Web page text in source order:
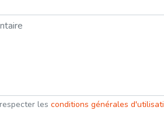
les conditions générales